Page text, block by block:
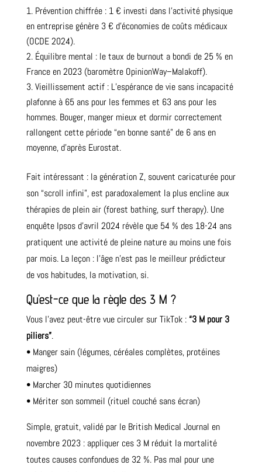
Prévention chiffrée : 1 € investi dans l’activité physique
en entreprise génère 3 € d’économies de coûts médicaux
(OCDE 2024).
Équilibre mental : le taux de burnout a bondi de 25 % en
France en 2023 (baromètre OpinionWay–Malakoff).
Vieillissement actif : L’espérance de vie sans incapacité
plafonne à 65 ans pour les femmes et 63 ans pour les
hommes. Bouger, manger mieux et dormir correctement
rallongent cette période “en bonne santé” de 6 ans en
moyenne, d’après Eurostat.
Fait intéressant : la génération Z, souvent caricaturée pour
son “scroll infini”, est paradoxalement la plus encline aux
thérapies de plein air (forest bathing, surf therapy). Une
enquête Ipsos d’avril 2024 révèle que 54 % des 18-24 ans
pratiquent une activité de pleine nature au moins une fois
par mois. La leçon : l’âge n’est pas le meilleur prédicteur
de vos habitudes, la motivation, si.
Qu’est-ce que la règle des 3 M ?
Vous l’avez peut-être vue circuler sur TikTok :“3 M pour 3
piliers”.
• Manger sain (légumes, céréales complètes, protéines
maigres)
• Marcher 30 minutes quotidiennes
• Mériter son sommeil (rituel couché sans écran)
Simple, gratuit, validé par le British Medical Journal en
novembre 2023 : appliquer ces 3 M réduit la mortalité
toutes causes confondues de 32 %. Pas mal pour une